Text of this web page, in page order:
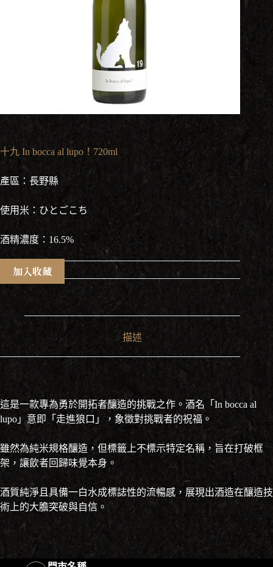
十九 In bocca al lupo！720ml
產區：長野縣
使用米：ひとごこち
酒精濃度：16.5%
加入收藏
描述
這是一款專為勇於開拓者釀造的挑戰之作。酒名「In bocca al
lupo」意即「走進狼口」，象徵對挑戰者的祝福。
雖然為純米規格釀造，但標籤上不標示特定名稱，旨在打破框
架，讓飲者回歸味覺本身。
酒質純淨且具備一白水成標誌性的流暢感，展現出酒造在釀造技
術上的大膽突破與自信。